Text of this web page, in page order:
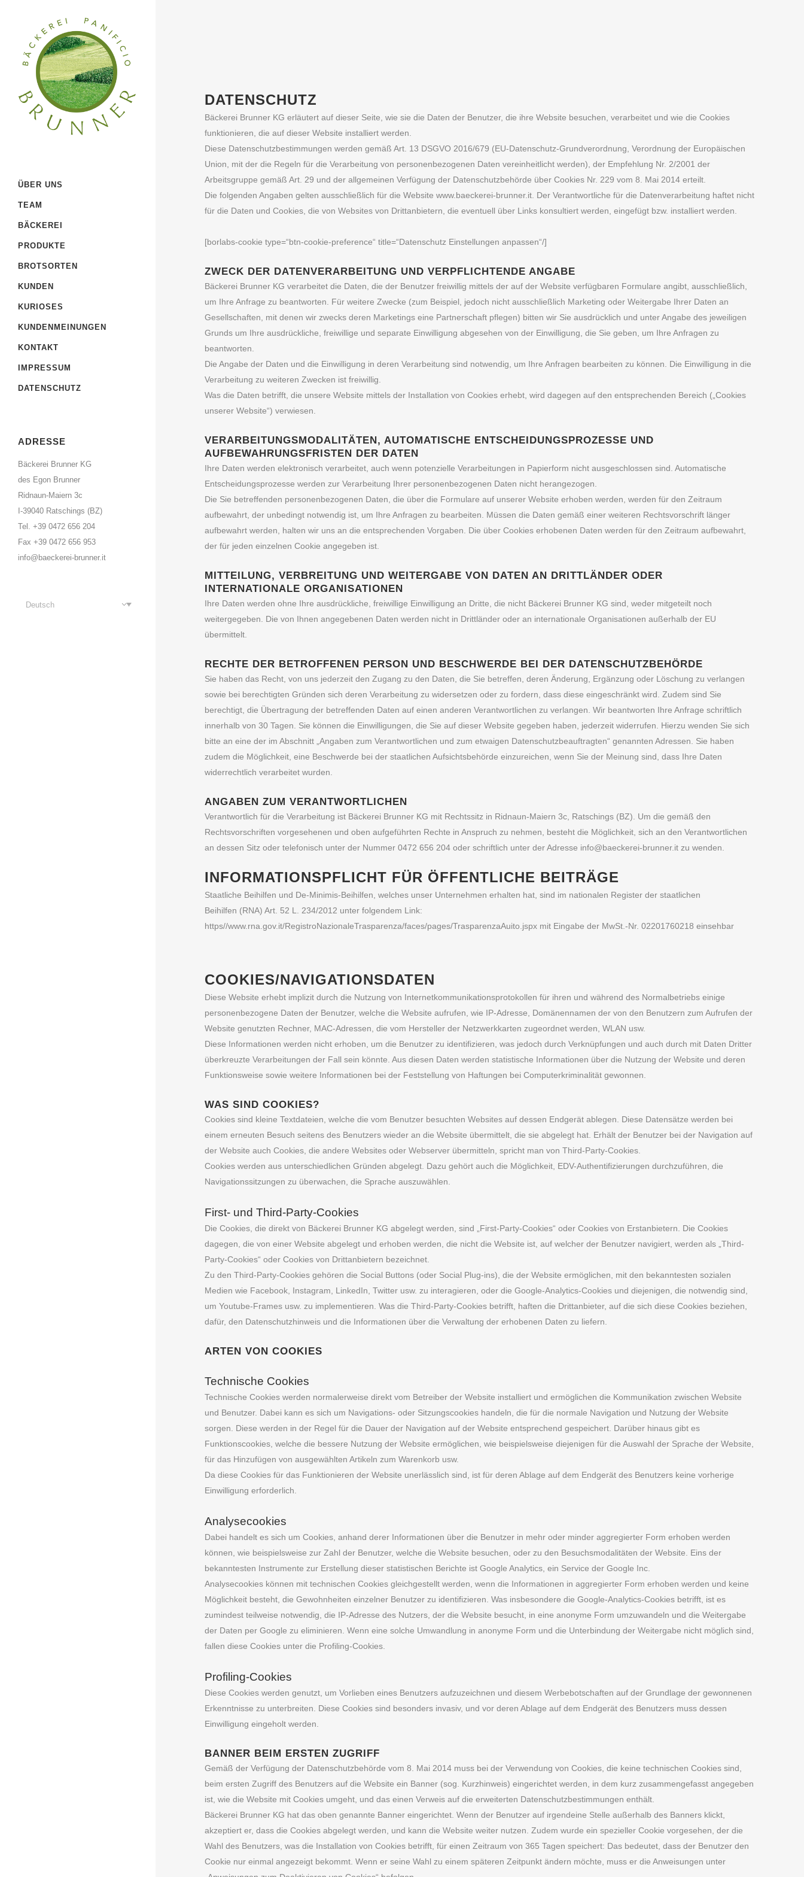
ÜBER UNS
TEAM
BÄCKEREI
PRODUKTE
BROTSORTEN
KUNDEN
KURIOSES
KUNDENMEINUNGEN
KONTAKT
IMPRESSUM
DATENSCHUTZ
ADRESSE
Bäckerei Brunner KG
des Egon Brunner
Ridnaun-Maiern 3c
I-39040 Ratschings (BZ)
Tel. +39 0472 656 204
Fax +39 0472 656 953
info@baeckerei-brunner.it
Deutsch
DATENSCHUTZ
Bäckerei Brunner KG erläutert auf dieser Seite, wie sie die Daten der Benutzer, die ihre Website besuchen, verarbeitet und wie die Cookies
funktionieren, die auf dieser Website installiert werden.
Diese Datenschutzbestimmungen werden gemäß Art. 13 DSGVO 2016/679 (EU-Datenschutz-Grundverordnung, Verordnung der Europäischen
Union, mit der die Regeln für die Verarbeitung von personenbezogenen Daten vereinheitlicht werden), der Empfehlung Nr. 2/2001 der
Arbeitsgruppe gemäß Art. 29 und der allgemeinen Verfügung der Datenschutzbehörde über Cookies Nr. 229 vom 8. Mai 2014 erteilt.
Die folgenden Angaben gelten ausschließlich für die Website www.baeckerei-brunner.it. Der Verantwortliche für die Datenverarbeitung haftet nicht
für die Daten und Cookies, die von Websites von Drittanbietern, die eventuell über Links konsultiert werden, eingefügt bzw. installiert werden.
[borlabs-cookie type=“btn-cookie-preference“ title=“Datenschutz Einstellungen anpassen“/]
ZWECK DER DATENVERARBEITUNG UND VERPFLICHTENDE ANGABE
Bäckerei Brunner KG verarbeitet die Daten, die der Benutzer freiwillig mittels der auf der Website verfügbaren Formulare angibt, ausschließlich,
um Ihre Anfrage zu beantworten. Für weitere Zwecke (zum Beispiel, jedoch nicht ausschließlich Marketing oder Weitergabe Ihrer Daten an
Gesellschaften, mit denen wir zwecks deren Marketings eine Partnerschaft pflegen) bitten wir Sie ausdrücklich und unter Angabe des jeweiligen
Grunds um Ihre ausdrückliche, freiwillige und separate Einwilligung abgesehen von der Einwilligung, die Sie geben, um Ihre Anfragen zu
beantworten.
Die Angabe der Daten und die Einwilligung in deren Verarbeitung sind notwendig, um Ihre Anfragen bearbeiten zu können. Die Einwilligung in die
Verarbeitung zu weiteren Zwecken ist freiwillig.
Was die Daten betrifft, die unsere Website mittels der Installation von Cookies erhebt, wird dagegen auf den entsprechenden Bereich („Cookies
unserer Website“) verwiesen.
VERARBEITUNGSMODALITÄTEN, AUTOMATISCHE ENTSCHEIDUNGSPROZESSE UND
AUFBEWAHRUNGSFRISTEN DER DATEN
Ihre Daten werden elektronisch verarbeitet, auch wenn potenzielle Verarbeitungen in Papierform nicht ausgeschlossen sind. Automatische
Entscheidungsprozesse werden zur Verarbeitung Ihrer personenbezogenen Daten nicht herangezogen.
Die Sie betreffenden personenbezogenen Daten, die über die Formulare auf unserer Website erhoben werden, werden für den Zeitraum
aufbewahrt, der unbedingt notwendig ist, um Ihre Anfragen zu bearbeiten. Müssen die Daten gemäß einer weiteren Rechtsvorschrift länger
aufbewahrt werden, halten wir uns an die entsprechenden Vorgaben. Die über Cookies erhobenen Daten werden für den Zeitraum aufbewahrt,
der für jeden einzelnen Cookie angegeben ist.
MITTEILUNG, VERBREITUNG UND WEITERGABE VON DATEN AN DRITTLÄNDER ODER
INTERNATIONALE ORGANISATIONEN
Ihre Daten werden ohne Ihre ausdrückliche, freiwillige Einwilligung an Dritte, die nicht Bäckerei Brunner KG sind, weder mitgeteilt noch
weitergegeben. Die von Ihnen angegebenen Daten werden nicht in Drittländer oder an internationale Organisationen außerhalb der EU
übermittelt.
RECHTE DER BETROFFENEN PERSON UND BESCHWERDE BEI DER DATENSCHUTZBEHÖRDE
Sie haben das Recht, von uns jederzeit den Zugang zu den Daten, die Sie betreffen, deren Änderung, Ergänzung oder Löschung zu verlangen
sowie bei berechtigten Gründen sich deren Verarbeitung zu widersetzen oder zu fordern, dass diese eingeschränkt wird. Zudem sind Sie
berechtigt, die Übertragung der betreffenden Daten auf einen anderen Verantwortlichen zu verlangen. Wir beantworten Ihre Anfrage schriftlich
innerhalb von 30 Tagen. Sie können die Einwilligungen, die Sie auf dieser Website gegeben haben, jederzeit widerrufen. Hierzu wenden Sie sich
bitte an eine der im Abschnitt „Angaben zum Verantwortlichen und zum etwaigen Datenschutzbeauftragten“ genannten Adressen. Sie haben
zudem die Möglichkeit, eine Beschwerde bei der staatlichen Aufsichtsbehörde einzureichen, wenn Sie der Meinung sind, dass Ihre Daten
widerrechtlich verarbeitet wurden.
ANGABEN ZUM VERANTWORTLICHEN
Verantwortlich für die Verarbeitung ist Bäckerei Brunner KG mit Rechtssitz in Ridnaun-Maiern 3c, Ratschings (BZ). Um die gemäß den
Rechtsvorschriften vorgesehenen und oben aufgeführten Rechte in Anspruch zu nehmen, besteht die Möglichkeit, sich an den Verantwortlichen
an dessen Sitz oder telefonisch unter der Nummer 0472 656 204 oder schriftlich unter der Adresse info@baeckerei-brunner.it zu wenden.
INFORMATIONSPFLICHT FÜR ÖFFENTLICHE BEITRÄGE
Staatliche Beihilfen und De-Minimis-Beihilfen, welches unser Unternehmen erhalten hat, sind im nationalen Register der staatlichen
Beihilfen (RNA) Art. 52 L. 234/2012 unter folgendem Link:
https//www.rna.gov.it/RegistroNazionaleTrasparenza/faces/pages/TrasparenzaAuito.jspx mit Eingabe der MwSt.-Nr. 02201760218 einsehbar
COOKIES/NAVIGATIONSDATEN
Diese Website erhebt implizit durch die Nutzung von Internetkommunikationsprotokollen für ihren und während des Normalbetriebs einige
personenbezogene Daten der Benutzer, welche die Website aufrufen, wie IP-Adresse, Domänennamen der von den Benutzern zum Aufrufen der
Website genutzten Rechner, MAC-Adressen, die vom Hersteller der Netzwerkkarten zugeordnet werden, WLAN usw.
Diese Informationen werden nicht erhoben, um die Benutzer zu identifizieren, was jedoch durch Verknüpfungen und auch durch mit Daten Dritter
überkreuzte Verarbeitungen der Fall sein könnte. Aus diesen Daten werden statistische Informationen über die Nutzung der Website und deren
Funktionsweise sowie weitere Informationen bei der Feststellung von Haftungen bei Computerkriminalität gewonnen.
WAS SIND COOKIES?
Cookies sind kleine Textdateien, welche die vom Benutzer besuchten Websites auf dessen Endgerät ablegen. Diese Datensätze werden bei
einem erneuten Besuch seitens des Benutzers wieder an die Website übermittelt, die sie abgelegt hat. Erhält der Benutzer bei der Navigation auf
der Website auch Cookies, die andere Websites oder Webserver übermitteln, spricht man von Third-Party-Cookies.
Cookies werden aus unterschiedlichen Gründen abgelegt. Dazu gehört auch die Möglichkeit, EDV-Authentifizierungen durchzuführen, die
Navigationssitzungen zu überwachen, die Sprache auszuwählen.
First- und Third-Party-Cookies
Die Cookies, die direkt von Bäckerei Brunner KG abgelegt werden, sind „First-Party-Cookies“ oder Cookies von Erstanbietern. Die Cookies
dagegen, die von einer Website abgelegt und erhoben werden, die nicht die Website ist, auf welcher der Benutzer navigiert, werden als „Third-
Party-Cookies“ oder Cookies von Drittanbietern bezeichnet.
Zu den Third-Party-Cookies gehören die Social Buttons (oder Social Plug-ins), die der Website ermöglichen, mit den bekanntesten sozialen
Medien wie Facebook, Instagram, LinkedIn, Twitter usw. zu interagieren, oder die Google-Analytics-Cookies und diejenigen, die notwendig sind,
um Youtube-Frames usw. zu implementieren. Was die Third-Party-Cookies betrifft, haften die Drittanbieter, auf die sich diese Cookies beziehen,
dafür, den Datenschutzhinweis und die Informationen über die Verwaltung der erhobenen Daten zu liefern.
ARTEN VON COOKIES
Technische Cookies
Technische Cookies werden normalerweise direkt vom Betreiber der Website installiert und ermöglichen die Kommunikation zwischen Website
und Benutzer. Dabei kann es sich um Navigations- oder Sitzungscookies handeln, die für die normale Navigation und Nutzung der Website
sorgen. Diese werden in der Regel für die Dauer der Navigation auf der Website entsprechend gespeichert. Darüber hinaus gibt es
Funktionscookies, welche die bessere Nutzung der Website ermöglichen, wie beispielsweise diejenigen für die Auswahl der Sprache der Website,
für das Hinzufügen von ausgewählten Artikeln zum Warenkorb usw.
Da diese Cookies für das Funktionieren der Website unerlässlich sind, ist für deren Ablage auf dem Endgerät des Benutzers keine vorherige
Einwilligung erforderlich.
Analysecookies
Dabei handelt es sich um Cookies, anhand derer Informationen über die Benutzer in mehr oder minder aggregierter Form erhoben werden
können, wie beispielsweise zur Zahl der Benutzer, welche die Website besuchen, oder zu den Besuchsmodalitäten der Website. Eins der
bekanntesten Instrumente zur Erstellung dieser statistischen Berichte ist Google Analytics, ein Service der Google Inc.
Analysecookies können mit technischen Cookies gleichgestellt werden, wenn die Informationen in aggregierter Form erhoben werden und keine
Möglichkeit besteht, die Gewohnheiten einzelner Benutzer zu identifizieren. Was insbesondere die Google-Analytics-Cookies betrifft, ist es
zumindest teilweise notwendig, die IP-Adresse des Nutzers, der die Website besucht, in eine anonyme Form umzuwandeln und die Weitergabe
der Daten per Google zu eliminieren. Wenn eine solche Umwandlung in anonyme Form und die Unterbindung der Weitergabe nicht möglich sind,
fallen diese Cookies unter die Profiling-Cookies.
Profiling-Cookies
Diese Cookies werden genutzt, um Vorlieben eines Benutzers aufzuzeichnen und diesem Werbebotschaften auf der Grundlage der gewonnenen
Erkenntnisse zu unterbreiten. Diese Cookies sind besonders invasiv, und vor deren Ablage auf dem Endgerät des Benutzers muss dessen
Einwilligung eingeholt werden.
BANNER BEIM ERSTEN ZUGRIFF
Gemäß der Verfügung der Datenschutzbehörde vom 8. Mai 2014 muss bei der Verwendung von Cookies, die keine technischen Cookies sind,
beim ersten Zugriff des Benutzers auf die Website ein Banner (sog. Kurzhinweis) eingerichtet werden, in dem kurz zusammengefasst angegeben
ist, wie die Website mit Cookies umgeht, und das einen Verweis auf die erweiterten Datenschutzbestimmungen enthält.
Bäckerei Brunner KG hat das oben genannte Banner eingerichtet. Wenn der Benutzer auf irgendeine Stelle außerhalb des Banners klickt,
akzeptiert er, dass die Cookies abgelegt werden, und kann die Website weiter nutzen. Zudem wurde ein spezieller Cookie vorgesehen, der die
Wahl des Benutzers, was die Installation von Cookies betrifft, für einen Zeitraum von 365 Tagen speichert: Das bedeutet, dass der Benutzer den
Cookie nur einmal angezeigt bekommt. Wenn er seine Wahl zu einem späteren Zeitpunkt ändern möchte, muss er die Anweisungen unter